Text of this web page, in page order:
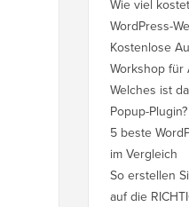
Wie viel
WordPress-
Kostenlose
Workshop für
Welches ist
Popup-
5 beste
im Vergleich
So erstellen
auf die